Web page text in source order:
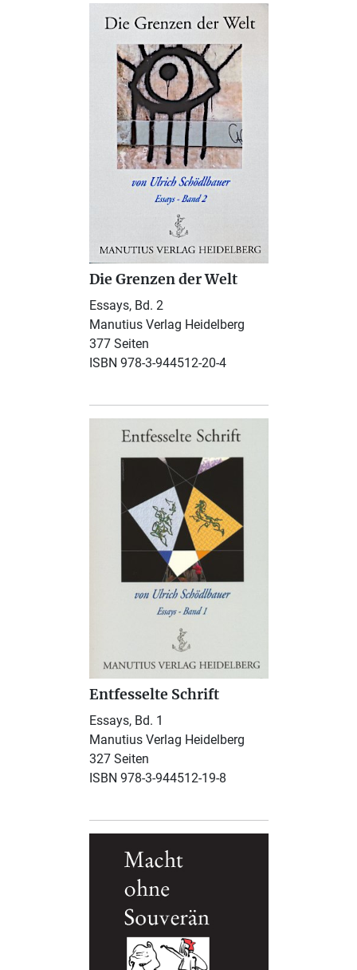
Die Grenzen der Welt
Essays, Bd. 2
Manutius Verlag Heidelberg
377 Seiten
ISBN 978-3-944512-20-4
Entfesselte Schrift
Essays, Bd. 1
Manutius Verlag Heidelberg
327 Seiten
ISBN 978-3-944512-19-8